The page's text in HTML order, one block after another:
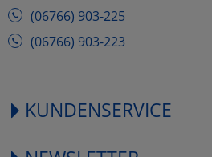
(06766) 903-225
(06766) 903-223
KUNDENSERVICE